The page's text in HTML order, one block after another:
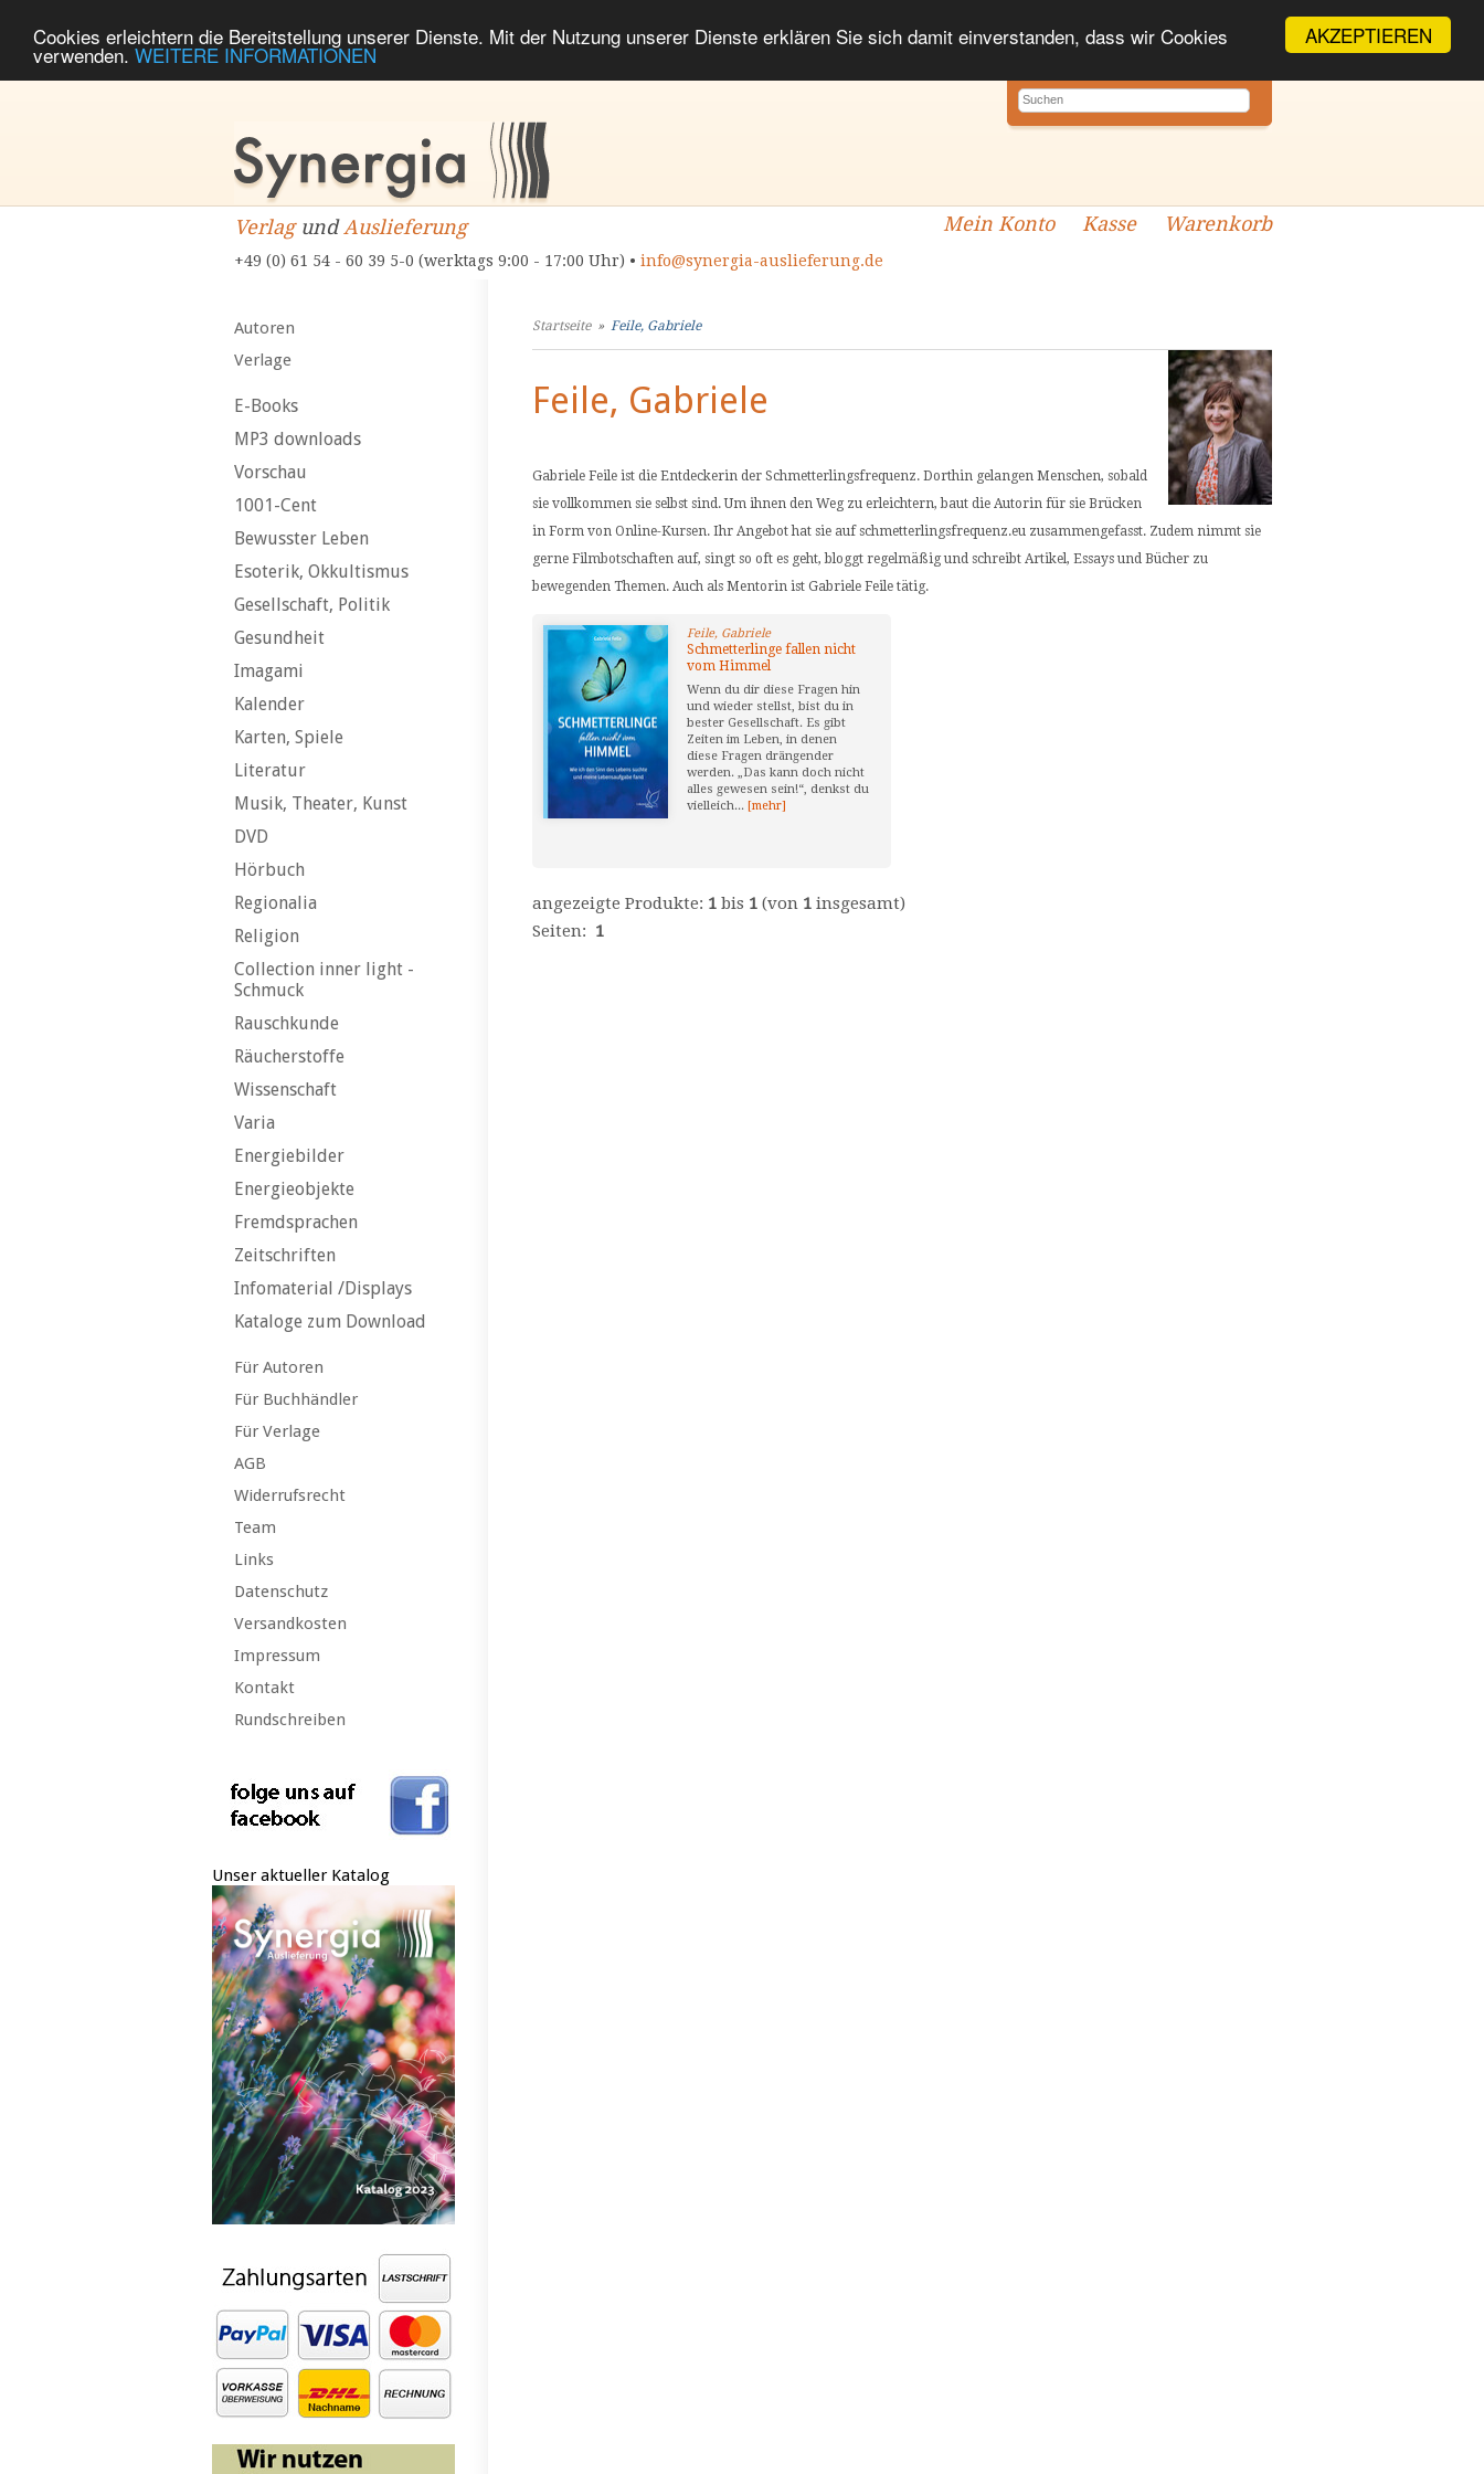
AKZEPTIEREN
Cookies erleichtern die Bereitstellung unserer Dienste. Mit der Nutzung unserer Dienste erklären Sie sich damit einverstanden, dass wir Cookies
verwenden. WEITERE INFORMATIONEN
VerlagundAuslieferung
+49 (0) 61 54 - 60 39 5-0 (werktags 9:00 - 17:00 Uhr) • info@synergia-auslieferung.de
Mein Konto Kasse Warenkorb
Autoren
Verlage
E-Books
MP3 downloads
Vorschau
1001-Cent
Bewusster Leben
Esoterik, Okkultismus
Gesellschaft, Politik
Gesundheit
Imagami
Kalender
Karten, Spiele
Literatur
Musik, Theater, Kunst
DVD
Hörbuch
Regionalia
Religion
Collection inner light -
Schmuck
Rauschkunde
Räucherstoffe
Wissenschaft
Varia
Energiebilder
Energieobjekte
Fremdsprachen
Zeitschriften
Infomaterial /Displays
Kataloge zum Download
Für Autoren
Für Buchhändler
Für Verlage
AGB
Widerrufsrecht
Team
Links
Datenschutz
Versandkosten
Impressum
Kontakt
Rundschreiben
Unser aktueller Katalog
Startseite» Feile, Gabriele
Feile, Gabriele
Gabriele Feile ist die Entdeckerin der Schmetterlingsfrequenz. Dorthin gelangen Menschen, sobald
sie vollkommen sie selbst sind. Um ihnen den Weg zu erleichtern, baut die Autorin für sie Brücken
in Form von Online-Kursen. Ihr Angebot hat sie auf schmetterlingsfrequenz.eu zusammengefasst. Zudem nimmt sie
gerne Filmbotschaften auf, singt so oft es geht, bloggt regelmäßig und schreibt Artikel, Essays und Bücher zu
bewegenden Themen. Auch als Mentorin ist Gabriele Feile tätig.
Feile, Gabriele
Schmetterlinge fallen nicht
vom Himmel
Wenn du dir diese Fragen hin
und wieder stellst, bist du in
bester Gesellschaft. Es gibt
Zeiten im Leben, in denen
diese Fragen drängender
werden. „Das kann doch nicht
alles gewesen sein!“, denkst du
vielleich... [mehr]
angezeigte Produkte: 1 bis 1 (von 1 insgesamt)
Seiten: 1